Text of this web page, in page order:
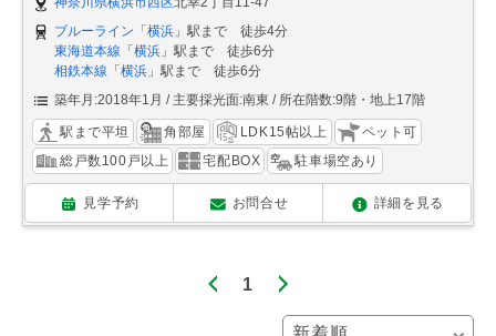
ブルーライン 「横浜 」駅まで 徒歩4分
東海道本線 「横浜 」駅まで 徒歩6分
相鉄本線 「横浜 」駅まで 徒歩6分
築年月:2018年1月
主要採光面:南東 所在階数:9階・地上17階
駅まで平坦 角部屋 LDK15帖以上
ペット可
総戸数100戸以上
宅配BOX 駐車場空あり
見学予約 お問合せ 詳細を見る
1